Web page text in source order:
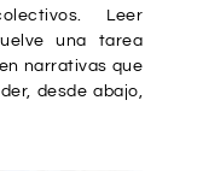
Leer
una tarea
narrativas que
desde abajo,